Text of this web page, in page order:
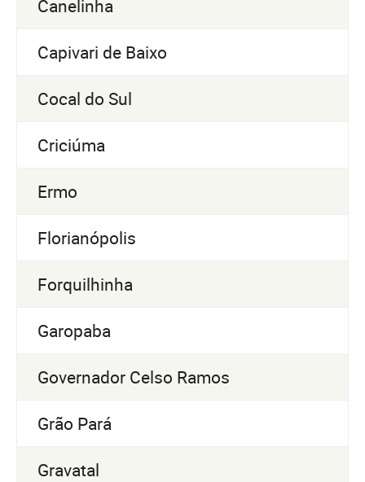
Canelinha
Capivari de Baixo
Cocal do Sul
Criciúma
Ermo
Florianópolis
Forquilhinha
Garopaba
Governador Celso Ramos
Grão Pará
Gravatal